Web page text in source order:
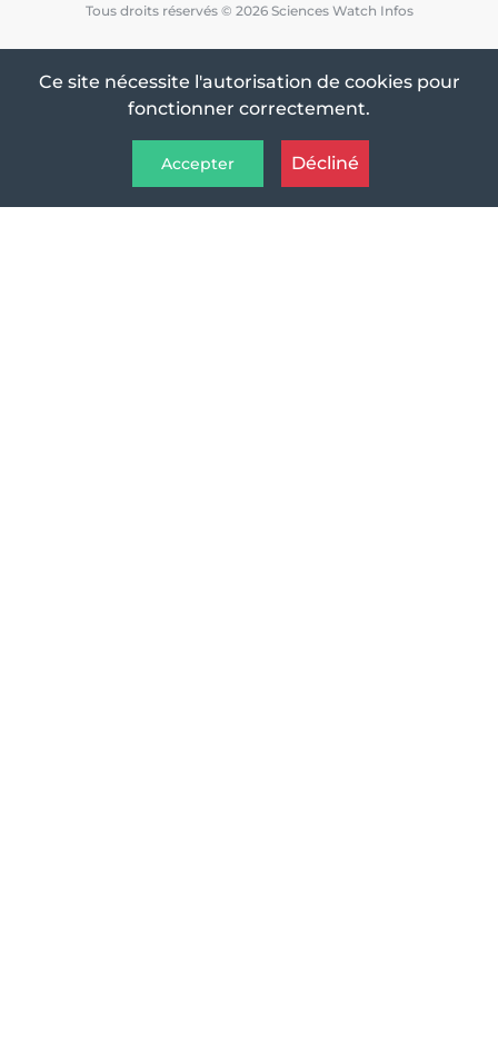
Tous droits réservés © 2026 Sciences Watch Infos
Ce site nécessite l'autorisation de cookies pour
fonctionner correctement.
Accepter Décliné